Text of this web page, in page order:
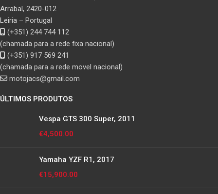
Arrabal, 2420-012
Leiria – Portugal
(+351) 244 744 112
(chamada para a rede fixa nacional)
(+351) 917 569 241
(chamada para a rede movel nacional)
motojacs@gmail.com
ÚLTIMOS PRODUTOS
Vespa GTS 300 Super, 2011
€4,500.00
Yamaha YZF R1, 2017
€15,900.00